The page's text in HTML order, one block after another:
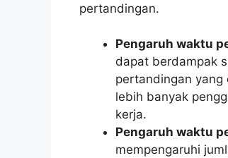
pertandingan.
Pengaruh waktu
dapat berdampak
pertandingan yang
lebih banyak
kerja.
Pengaruh waktu
mempengaruhi